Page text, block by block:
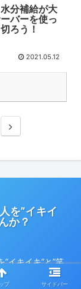
分補給が大
バーを使っ
ろう！
2021.05.12
を”イキイ
か？
イキイキ”と”笑
プ サイドバー